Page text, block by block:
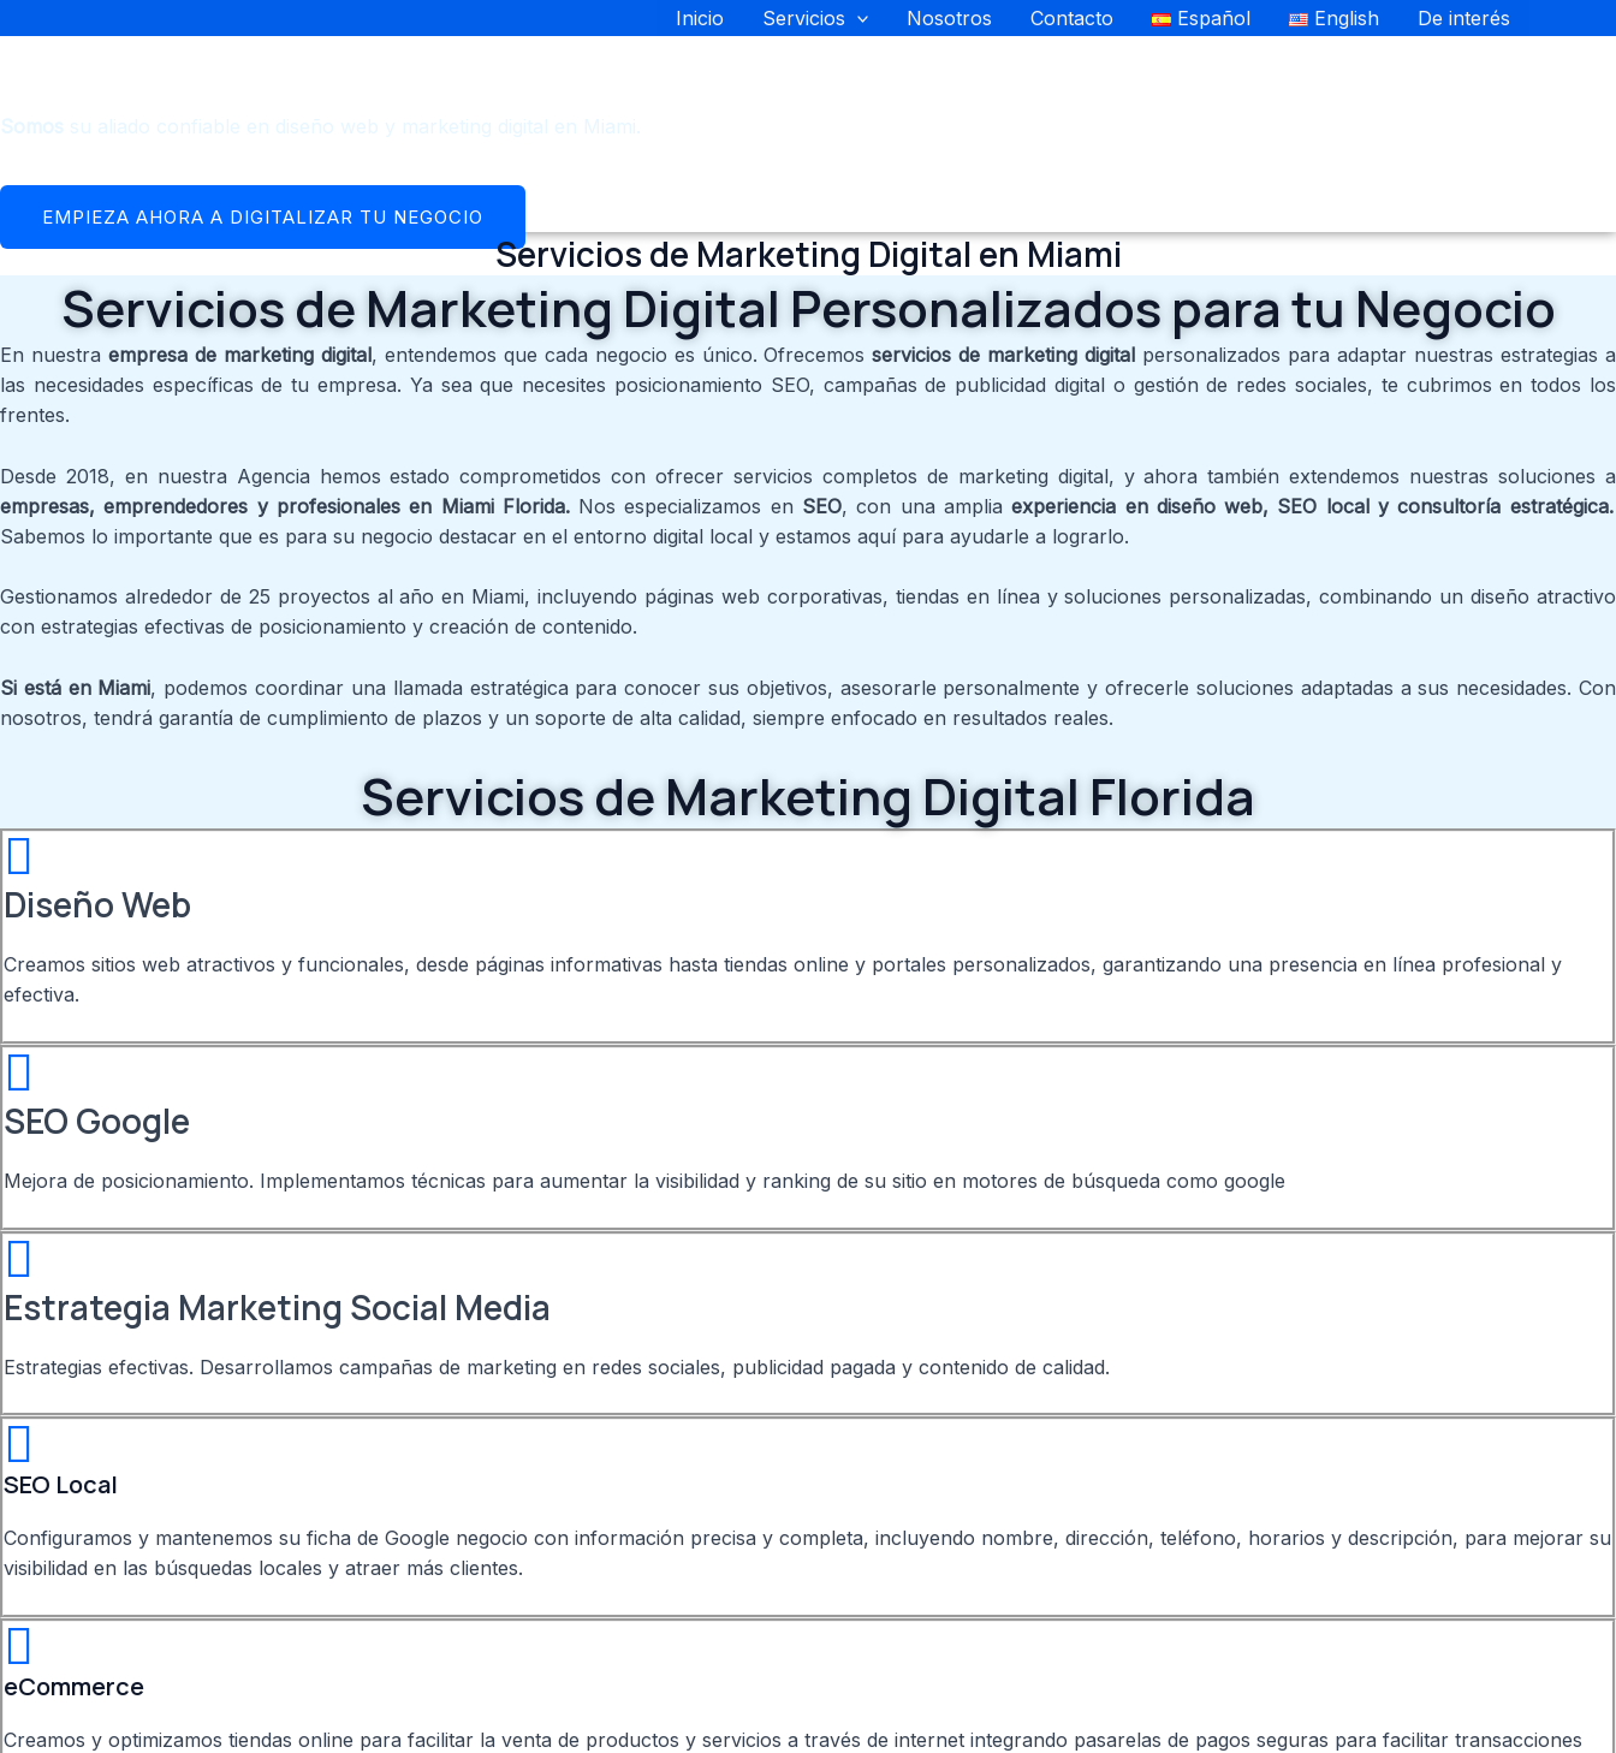
to
Inicio Servicios Nosotros Contacto Español English De interés
Agencia de Marketing Digital en Miami 🇺🇸
Somos su aliado confiable en diseño web y marketing digital en Miami.
EMPIEZA AHORA A DIGITALIZAR TU NEGOCIO
Servicios de Marketing Digital en Miami
Servicios de Marketing Digital Personalizados para tu Negocio
En nuestra empresa de marketing digital, entendemos que cada negocio es único. Ofrecemosservicios de marketing digital personalizados para adaptar nuestras estrategias a
las necesidades específicas de tu empresa. Ya sea que necesites posicionamiento SEO, campañas de publicidad digital o gestión de redes sociales, te cubrimos en todos los
frentes.
Desde 2018, en nuestra Agencia hemos estado comprometidos con ofrecer servicios completos de marketing digital, y ahora también extendemos nuestras soluciones a
empresas, emprendedores y profesionales en Miami Florida.Nos especializamos en SEO, con una ampliaexperiencia en diseño web, SEO local y consultoría estratégica.
Sabemos lo importante que es para su negocio destacar en el entorno digital local y estamos aquí para ayudarle a lograrlo.
Gestionamos alrededor de 25 proyectos al año en Miami, incluyendo páginas web corporativas, tiendas en línea y soluciones personalizadas, combinando un diseño atractivo
con estrategias efectivas de posicionamiento y creación de contenido.
Si está en Miami, podemos coordinar una llamada estratégica para conocer sus objetivos, asesorarle personalmente y ofrecerle soluciones adaptadas a sus necesidades. Con
nosotros, tendrá garantía de cumplimiento de plazos y un soporte de alta calidad, siempre enfocado en resultados reales.
Servicios de Marketing Digital Florida
Diseño Web
Creamos sitios web atractivos y funcionales, desde páginas informativas hasta tiendas online y portales personalizados, garantizando una presencia en línea profesional y
efectiva.
SEO Google
Mejora de posicionamiento. Implementamos técnicas para aumentar la visibilidad y ranking de su sitio en motores de búsqueda como google
Estrategia Marketing Social Media
Estrategias efectivas. Desarrollamos campañas de marketing en redes sociales, publicidad pagada y contenido de calidad.
SEO Local
Configuramos y mantenemos su ficha de Google negocio con información precisa y completa, incluyendo nombre, dirección, teléfono, horarios y descripción, para mejorar su
visibilidad en las búsquedas locales y atraer más clientes.
eCommerce
Creamos y optimizamos tiendas online para facilitar la venta de productos y servicios a través de internet integrando pasarelas de pagos seguras para facilitar transacciones